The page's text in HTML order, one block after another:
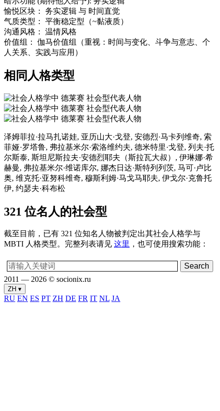
愉悦区块：
务实逻辑 与 时间直觉
气质类型：
平衡稳定型（~黏液质）
沟通风格：
温情风格
价值组：
伽马价值组（重视：时间与变化、斗争与意志、个
人关系、实践与应用）
相同人格类型
泽姆菲拉·拉马扎诺娃, 亚历山大·戈登, 安德烈·马卡列维奇, 索
菲娅·罗塔鲁, 弗拉基米尔·索洛维约夫, 德米特里·戈登, 列夫·托
尔斯泰, 斯坦尼斯拉夫·安德烈耶夫（斯拉瓦大叔）, 伊琳娜·希
赫曼, 弗拉基米尔·维诺库尔, 娜杰日达·斯特列列茨, 马可·卢比
奥, 维克托·亚努科维奇, 穆斯利姆·马戈马耶夫, 伊戈尔·克鲁托
伊, 约瑟夫·科布松
321 位名人的社会型
截至目前，已有 321 位知名人物被判定出其社会人格学与
MBTI 人格类型。完整列表请见 这里 ，也可使用搜索功能：
2011 — 2026 © socionix.ru
ZH ▾
RU EN ES PT ZH DE FR IT NL JA